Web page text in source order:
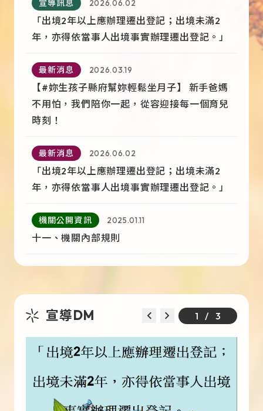
宣導訊息 2026.06.02
「出境2年以上應辦理遷出登記；出境未滿2
年，亦得依當事人出境事實辦理遷出登記。」
最新消息 2026.03.19
【#妳生孩子縣府幫妳輕鬆坐月子】 新手爸媽
不用怕，我們陪你一起，從容迎接每一個育兒
時刻！
最新消息 2026.06.02
「出境2年以上應辦理遷出登記；出境未滿2
年，亦得依當事人出境事實辦理遷出登記。」
機關公開資訊 2025.01.11
十一、機關內部規則
宣導DM 1 / 3